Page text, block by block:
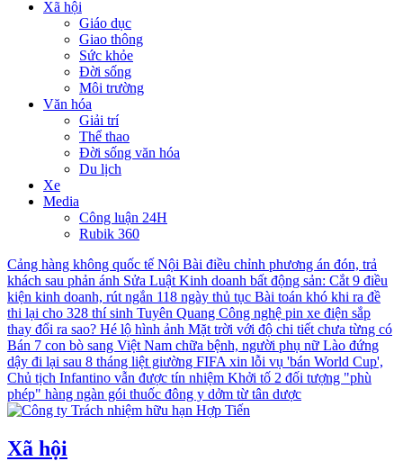
Xã hội
Giáo dục
Giao thông
Sức khỏe
Đời sống
Môi trường
Văn hóa
Giải trí
Thể thao
Đời sống văn hóa
Du lịch
Xe
Media
Công luận 24H
Rubik 360
Cảng hàng không quốc tế Nội Bài điều chỉnh phương án đón, trả
khách sau phản ánh Sửa Luật Kinh doanh bất động sản: Cắt 9 điều
kiện kinh doanh, rút ngắn 118 ngày thủ tục Bài toán khó khi ra đề
thi lại cho 328 thí sinh Tuyên Quang Công nghệ pin xe điện sắp
thay đổi ra sao? Hé lộ hình ảnh Mặt trời với độ chi tiết chưa từng có
Bán 7 con bò sang Việt Nam chữa bệnh, người phụ nữ Lào đứng
dậy đi lại sau 8 tháng liệt giường FIFA xin lỗi vụ 'bán World Cup',
Chủ tịch Infantino vẫn được tín nhiệm Khởi tố 2 đối tượng "phù
phép" hàng ngàn gói thuốc đông y dởm từ tân dược
Xã hội